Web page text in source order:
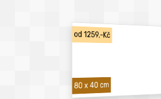
od 1259,-Kč
80 x 40 cm